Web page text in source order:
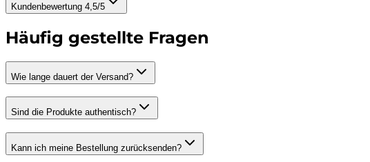
Kundenbewertung 4,5/5
Häufig gestellte Fragen
Wie lange dauert der Versand?
Sind die Produkte authentisch?
Kann ich meine Bestellung zurücksenden?